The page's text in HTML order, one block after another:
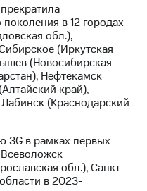
поколения в 12 городах
обл.),
(Иркутская
(Новосибирская
Нефтекамск
край),
(Краснодарский
3G в рамках первых
обл.), Санкт-
в 2023-